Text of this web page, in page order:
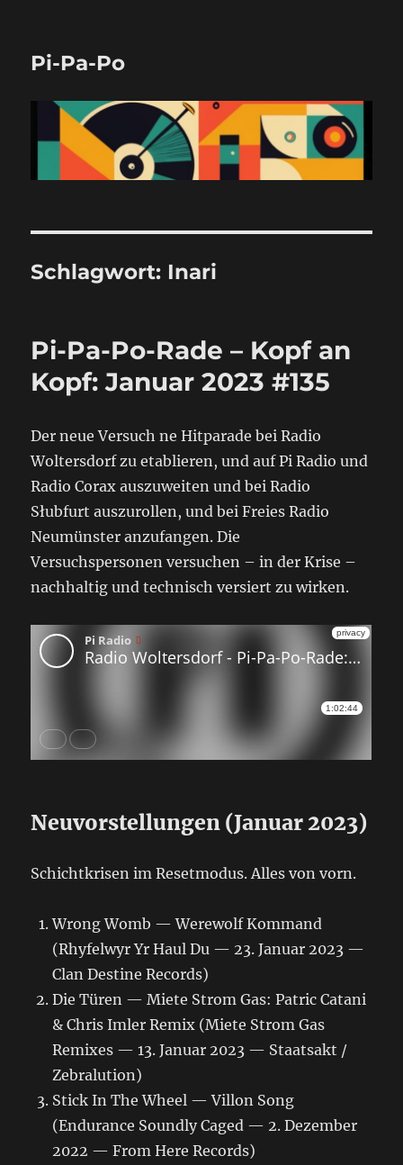
Pi-Pa-Po
Schlagwort: Inari
Pi-Pa-Po-Rade – Kopf an
Kopf: Januar 2023 #135
Der neue Versuch ne Hitparade bei Radio
Woltersdorf zu etablieren, und auf Pi Radio und
Radio Corax auszuweiten und bei Radio
Słubfurt auszurollen, und bei Freies Radio
Neumünster anzufangen. Die
Versuchspersonen versuchen – in der Krise –
nachhaltig und technisch versiert zu wirken.
Neuvorstellungen (Januar 2023)
Schichtkrisen im Resetmodus. Alles von vorn.
Wrong Womb — Werewolf Kommand
(Rhyfelwyr Yr Haul Du — 23. Januar 2023 —
Clan Destine Records)
Die Türen — Miete Strom Gas: Patric Catani
& Chris Imler Remix (Miete Strom Gas
Remixes — 13. Januar 2023 — Staatsakt /
Zebralution)
Stick In The Wheel — Villon Song
(Endurance Soundly Caged — 2. Dezember
2022 — From Here Records)